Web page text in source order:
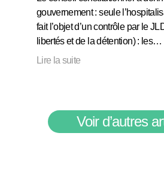
gouvernement : seule
fait l’objet d’un contrôle par le
libertés et de la détention) : les…
Lire la suite
Voir d’autres